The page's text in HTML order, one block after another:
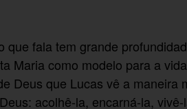
fala tem grande
Maria como modelo para a
Deus que Lucas vê a maneira
acolhê-la, encarná-la,